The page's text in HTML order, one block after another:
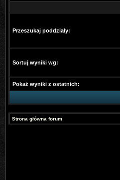
Przeszukaj poddziały:
Sortuj wyniki wg:
Pokaż wyniki z ostatnich:
Strona główna forum